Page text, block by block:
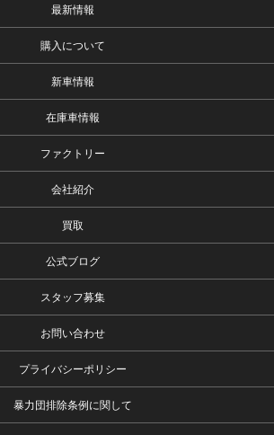
最新情報
購入について
新車情報
在庫車情報
ファクトリー
会社紹介
買取
公式ブログ
スタッフ募集
お問い合わせ
プライバシーポリシー
暴力団排除条例に関して